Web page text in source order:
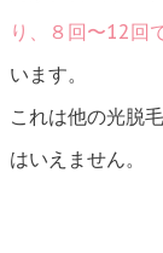
り、８回〜12回
います。
これは他の光脱
はいえません。